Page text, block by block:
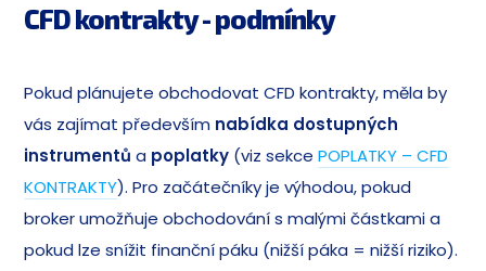
CFD kontrakty - podmínky
Pokud plánujete obchodovat CFD kontrakty, měla by
vás zajímat především nabídka dostupných
instrumentů a poplatky (viz sekcePOPLATKY – CFD
KONTRAKTY). Pro začátečníky je výhodou, pokud
broker umožňuje obchodování s malými částkami a
pokud lze snížit finanční páku (nižší páka = nižší riziko).